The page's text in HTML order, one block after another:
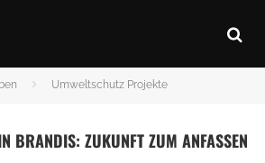
Umweltschutz Projekte
BRANDIS: ZUKUNFT ZUM ANFASSEN